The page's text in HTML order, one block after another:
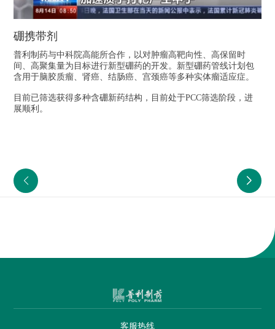
硼携带剂
普利制药与中科院高能所合作，以对肿瘤高靶向性、高保留时
间、高聚集量为目标进行新型硼药的开发。新型硼药管线计划包
含用于脑胶质瘤、肾癌、结肠癌、宫颈癌等多种实体瘤适应症。
目前已筛选获得多种含硼新药结构，目前处于PCC筛选阶段，进
展顺利。
客服热线